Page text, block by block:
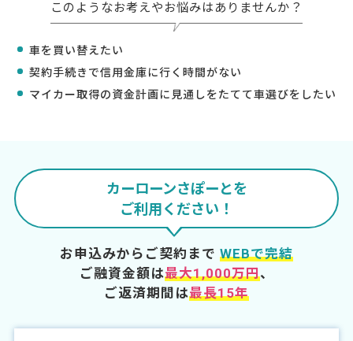
このようなお考えやお悩みはありませんか？
車を買い替えたい
契約手続きで信用金庫に行く時間がない
マイカー取得の資金計画に見通しをたてて車選びをしたい
カーローンさぽーとを
ご利用ください！
お申込みからご契約まで WEBで完結
ご融資金額は最大1,000万円、
ご返済期間は最長15年